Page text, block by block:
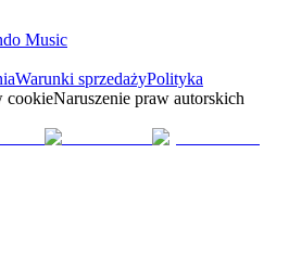
Music
Warunki sprzedażyPolityka
cookieNaruszenie praw autorskich